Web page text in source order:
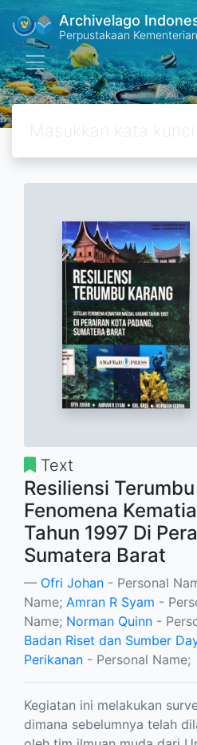
Archivelago
Perpustakaan
Text
Resiliensi
Fenomena
Tahun 1997 Di
Sumatera Barat
Ofri Johan - Personal
Name; Amran R Syam -
Name; Norman Quinn -
Badan Riset dan Sumber
Perikanan - Personal Name;
Kegiatan ini melakukan
dimana sebelumnya telah